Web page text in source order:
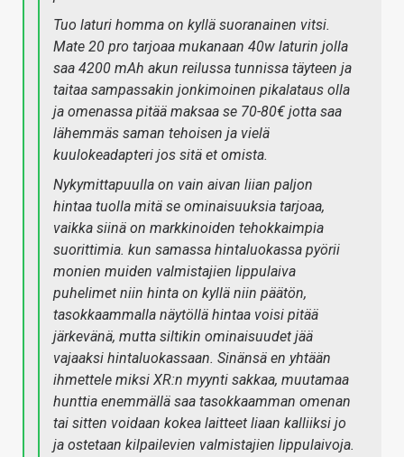
Tuo laturi homma on kyllä suoranainen vitsi.
Mate 20 pro tarjoaa mukanaan 40w laturin jolla
saa 4200 mAh akun reilussa tunnissa täyteen ja
taitaa sampassakin jonkimoinen pikalataus olla
ja omenassa pitää maksaa se 70-80€ jotta saa
lähemmäs saman tehoisen ja vielä
kuulokeadapteri jos sitä et omista.
Nykymittapuulla on vain aivan liian paljon
hintaa tuolla mitä se ominaisuuksia tarjoaa,
vaikka siinä on markkinoiden tehokkaimpia
suorittimia. kun samassa hintaluokassa pyörii
monien muiden valmistajien lippulaiva
puhelimet niin hinta on kyllä niin päätön,
tasokkaammalla näytöllä hintaa voisi pitää
järkevänä, mutta siltikin ominaisuudet jää
vajaaksi hintaluokassaan. Sinänsä en yhtään
ihmettele miksi XR:n myynti sakkaa, muutamaa
hunttia enemmällä saa tasokkaamman omenan
tai sitten voidaan kokea laitteet liaan kalliiksi jo
ja ostetaan kilpailevien valmistajien lippulaivoja.